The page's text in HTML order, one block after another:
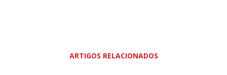
ARTIGOS RELACIONADOS